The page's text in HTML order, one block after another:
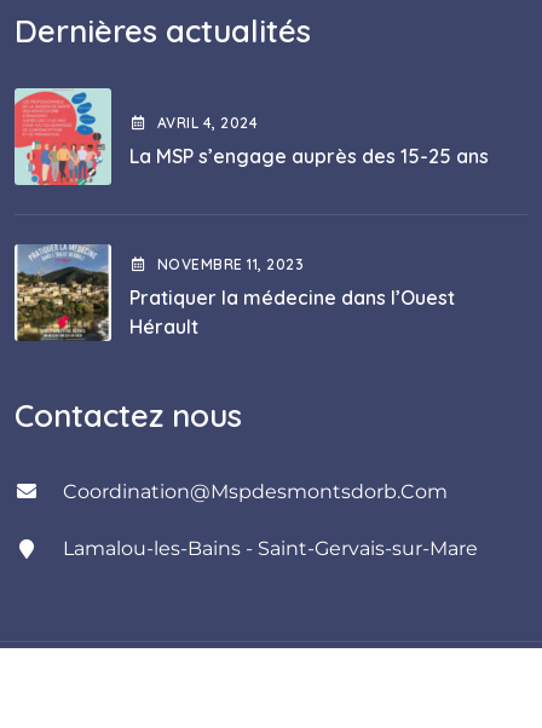
Dernières actualités
AVRIL 4, 2024
La MSP s’engage auprès des 15-25 ans
NOVEMBRE11, 2023
Pratiquer la médecine dans l’Ouest
Hérault
Contactez nous
Coordination@mspdesmontsdorb.com
Lamalou-les-Bains - Saint-Gervais-sur-Mare